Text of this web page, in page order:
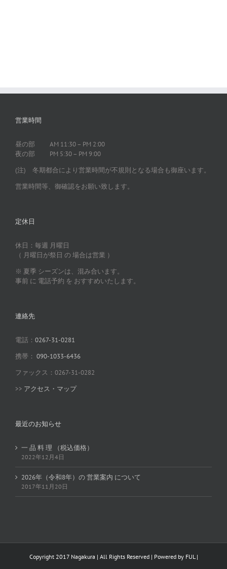
営業時間
昼の部 AM 11:30 – PM 2:00
夜の部 PM 5:30 – PM 9:00
(注) 冬期都合により営業時間が不規則となる場合も御座います。
営業時間等、御確認をお願い致します。
定休日
休日：毎週 月曜日
（ 月曜日が祭日 の 場合は営業 ）
※ 夏季 シーズンは、混み合います。
事前 に 電話予約 を おすすめいたします。
連絡先
電話： 0267-31-0281
携帯： 090-1033-6436
ファックス：0267-31-0282
>> アクセス・マップ
最近のお知らせ
一 品 料 理 （税込価格）
2022年12月4日
2026年（令和8年）の 営業案内 について
2017年11月20日
Copyright 2017 Nagakura | All Rights Reserved | Powered by FUL|